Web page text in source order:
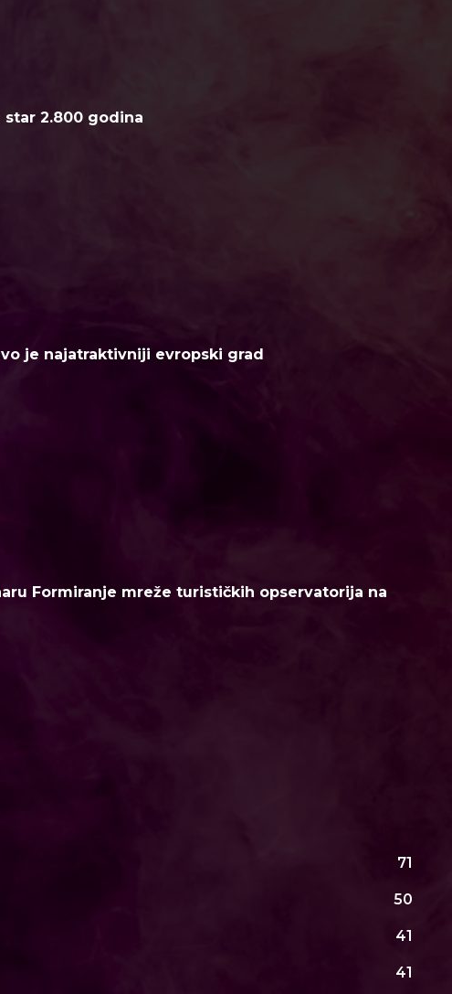
2.800 godina
je najatraktivniji evropski grad
Formiranje mreže turističkih opservatorija na
71
50
41
41